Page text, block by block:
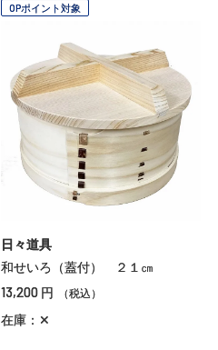
OPポイント対象
日々道具
和せいろ（蓋付） ２１㎝
13,200 円 （税込）
在庫：✕